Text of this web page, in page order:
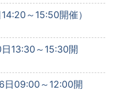
～15:50開催）
13:30～15:30開
日09:00～12:00開